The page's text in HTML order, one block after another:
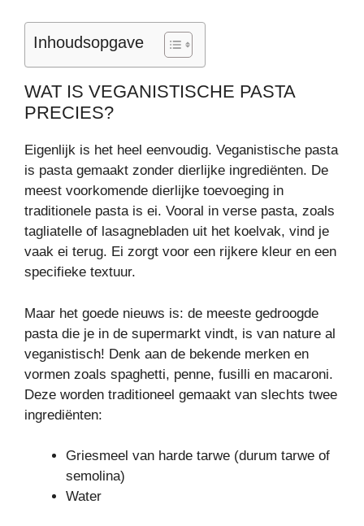
Inhoudsopgave
WAT IS VEGANISTISCHE PASTA
PRECIES?
Eigenlijk is het heel eenvoudig. Veganistische pasta
is pasta gemaakt zonder dierlijke ingrediënten. De
meest voorkomende dierlijke toevoeging in
traditionele pasta is ei. Vooral in verse pasta, zoals
tagliatelle of lasagnebladen uit het koelvak, vind je
vaak ei terug. Ei zorgt voor een rijkere kleur en een
specifieke textuur.
Maar het goede nieuws is: de meeste gedroogde
pasta die je in de supermarkt vindt, is van nature al
veganistisch! Denk aan de bekende merken en
vormen zoals spaghetti, penne, fusilli en macaroni.
Deze worden traditioneel gemaakt van slechts twee
ingrediënten:
Griesmeel van harde tarwe (durum tarwe of
semolina)
Water